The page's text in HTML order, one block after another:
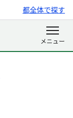
都全体で探す